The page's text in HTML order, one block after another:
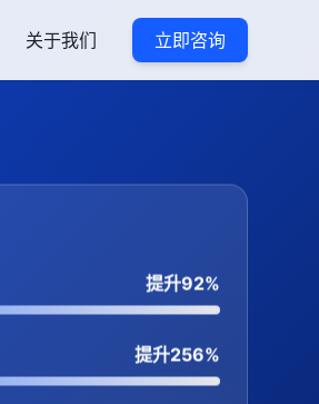
关于我们 立即咨询
提升92%
提升256%